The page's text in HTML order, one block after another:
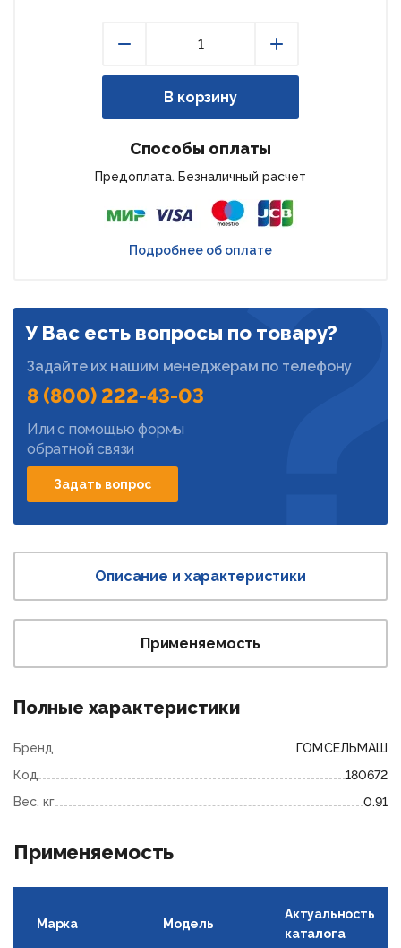
В корзину
Способы оплаты
Предоплата. Безналичный расчет
Подробнее об оплате
У Вас есть вопросы по товару?
Задайте их нашим менеджерам по телефону
8 (800) 222-43-03
Или с помощью формы
обратной связи
Задать вопрос
Описание и характеристики
Применяемость
Полные характеристики
Бренд
ГОМСЕЛЬМАШ
Код
180672
Вес, кг
0.91
Применяемость
Марка Модель
Актуальность
каталога